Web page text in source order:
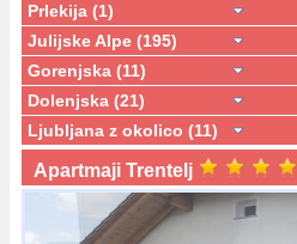
Prlekija (1)
Julijske Alpe (195)
Gorenjska (11)
Dolenjska (21)
Ljubljana z okolico (11)
Apartmaji Trentelj